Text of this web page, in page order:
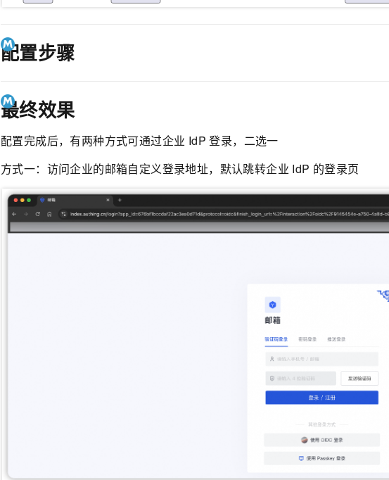
配置步骤
最终效果
配置完成后，有两种方式可通过企业 IdP 登录，二选一
方式一：访问企业的邮箱自定义登录地址，默认跳转企业 IdP 的登录页